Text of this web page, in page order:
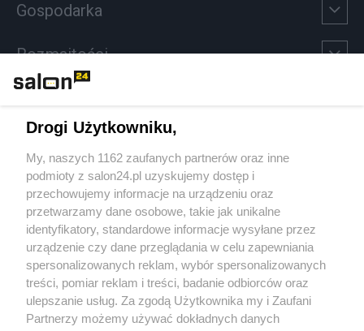
Gospodarka
Rozmaitości
Sport
Społeczeństwo
Kultura
X Facebook Instagram Youtube
Drogi Użytkowniku,
My, naszych 1162 zaufanych partnerów oraz inne
podmioty z salon24.pl uzyskujemy dostęp i
przechowujemy informacje na urządzeniu oraz
przetwarzamy dane osobowe, takie jak unikalne
identyfikatory, standardowe informacje wysyłane przez
urządzenie czy dane przeglądania w celu zapewniania
spersonalizowanych reklam, wybór spersonalizowanych
treści, pomiar reklam i treści, badanie odbiorców oraz
ulepszanie usług. Za zgodą Użytkownika my i Zaufani
Partnerzy możemy używać dokładnych danych